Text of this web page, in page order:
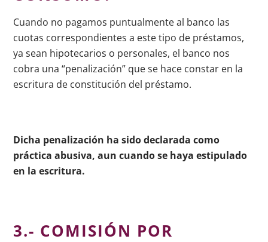
Cuando no pagamos puntualmente al banco las
cuotas correspondientes a este tipo de préstamos,
ya sean hipotecarios o personales, el banco nos
cobra una “penalización” que se hace constar en la
escritura de constitución del préstamo.
Dicha penalización ha sido declarada como
práctica abusiva, aun cuando se haya estipulado
en la escritura.
3.- COMISIÓN POR